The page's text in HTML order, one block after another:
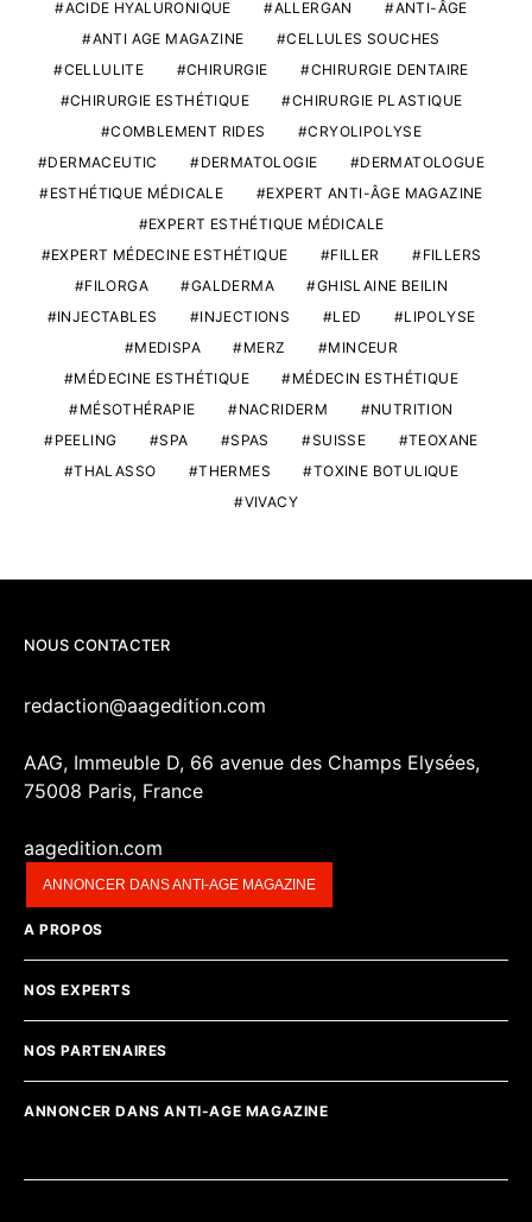
ACIDE HYALURONIQUE ALLERGAN
ANTI-ÂGE
ANTI AGE MAGAZINE
CELLULES SOUCHES
CELLULITE
CHIRURGIE
CHIRURGIE DENTAIRE
CHIRURGIE ESTHÉTIQUE
CHIRURGIE PLASTIQUE
COMBLEMENT RIDES
CRYOLIPOLYSE
DERMACEUTIC
DERMATOLOGIE
DERMATOLOGUE
ESTHÉTIQUE MÉDICALE
EXPERT ANTI-ÂGE MAGAZINE
EXPERT ESTHÉTIQUE MÉDICALE
EXPERT MÉDECINE ESTHÉTIQUE
FILLER
FILLERS
FILORGA
GALDERMA
GHISLAINE BEILIN
INJECTABLES
INJECTIONS LED
LIPOLYSE
MEDISPA
MERZ
MINCEUR
MÉDECINE ESTHÉTIQUE
MÉDECIN ESTHÉTIQUE
MÉSOTHÉRAPIE
NACRIDERM
NUTRITION
PEELING
SPA SPAS SUISSE
TEOXANE
THALASSO
THERMES
TOXINE BOTULIQUE
VIVACY
NOUS CONTACTER
redaction@aagedition.com
AAG, Immeuble D, 66 avenue des Champs Elysées,
75008 Paris, France
aagedition.com
ANNONCER DANS ANTI-AGE MAGAZINE
A PROPOS
NOS EXPERTS
NOS PARTENAIRES
ANNONCER DANS ANTI-AGE MAGAZINE